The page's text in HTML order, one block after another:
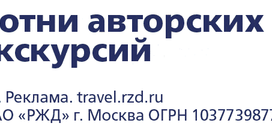
Wylsacom признался, что
его обрадовал ответ Путина
про иностранные
мессенджеры